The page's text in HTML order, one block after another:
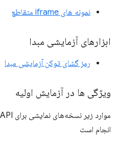
نمونه های iframe متقاطع
ابزارهای آزمایشی مبدا
رمز گشای توکن آزمایشی مبدا
ویژگی ها در آزمایش اولیه
انجام است